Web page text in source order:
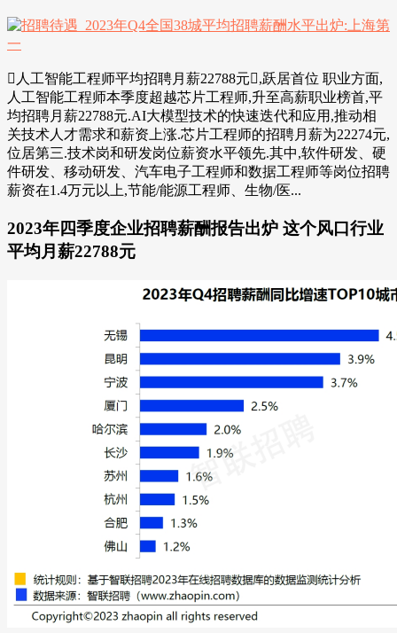
人工智能工程师平均招聘月薪22788元,跃居首位 职业方面,
人工智能工程师本季度超越芯片工程师,升至高薪职业榜首,平
均招聘月薪22788元.AI大模型技术的快速迭代和应用,推动相
关技术人才需求和薪资上涨.芯片工程师的招聘月薪为22274元,
位居第三.技术岗和研发岗位薪资水平领先.其中,软件研发、硬
件研发、移动研发、汽车电子工程师和数据工程师等岗位招聘
薪资在1.4万元以上,节能/能源工程师、生物/医...
2023年四季度企业招聘薪酬报告出炉 这个风口行业
平均月薪22788元